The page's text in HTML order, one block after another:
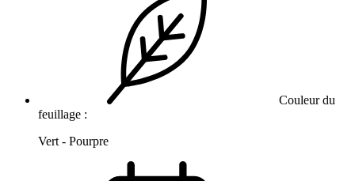
Couleur du
feuillage :
Vert - Pourpre